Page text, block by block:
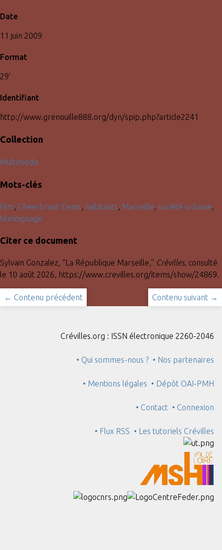
Date
11 juin 2009
Format
29'
Identifiant
http://www.grenouille888.org/dyn/spip.php?article2241
Collection
Multimédia
Mots-clés
film Gheerbrant Denis habitants Marseille société urbaine
témoignage
Citer ce document
Sylvain Gonzalez, “La République Marseille,” Crévilles, consulté
le 10 août 2026, https://www.crevilles.org/items/show/24869.
← Contenu précédent Contenu suivant →
Crévilles.org : ISSN électronique 2260-2046
• Qui sommes-nous ? • Nos partenaires
• Mentions légales • Dépôt OAI-PMH
• Contact • Connexion
• Flux RSS • Les tutoriels Crévilles